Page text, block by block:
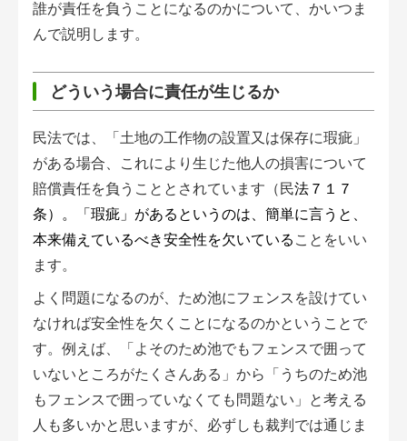
コラム・事例集
基礎知識
アグリウェブ経営診断
ログイン
誰が責任を負うことになるのかについて、かいつま
んで説明します。
どういう場合に責任が生じるか
民法では、「土地の工作物の設置又は保存に瑕疵」
がある場合、これにより生じた他人の損害について
賠償責任を負うこととされています（民法７１７
条）。「瑕疵」があるというのは、簡単に言うと、
本来備えているべき安全性を欠いている ことをいい
ます。
よく問題になるのが、ため池にフェンスを設けてい
なければ安全性を欠くことになるのかということで
す。例えば、「よそのため池でもフェンスで囲って
いないところがたくさんある」から「うちのため池
もフェンスで囲っていなくても問題ない」と考える
人も多いかと思いますが、必ずしも裁判では通じま